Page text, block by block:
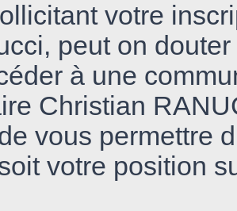
votre
peut on
à une
Christian
vous permettre
votre position